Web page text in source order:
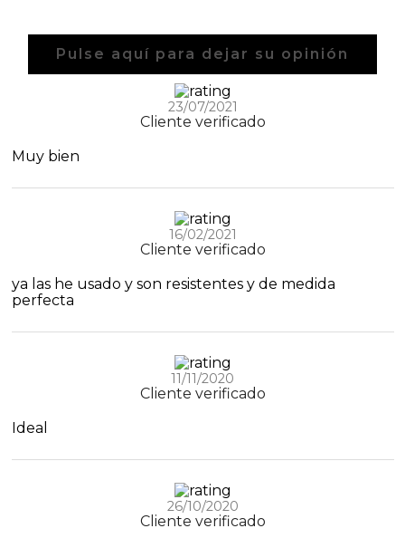
Pulse aquí para dejar su opinión
23/07/2021
Cliente verificado
Muy bien
16/02/2021
Cliente verificado
ya las he usado y son resistentes y de medida
perfecta
11/11/2020
Cliente verificado
Ideal
26/10/2020
Cliente verificado